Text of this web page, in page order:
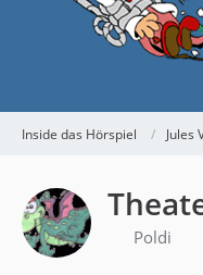
Inside das Hörspiel Jules
Poldi